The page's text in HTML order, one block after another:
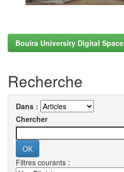
Bouira University Digital Space
Recherche
Dans :
Chercher
Filtres courants :